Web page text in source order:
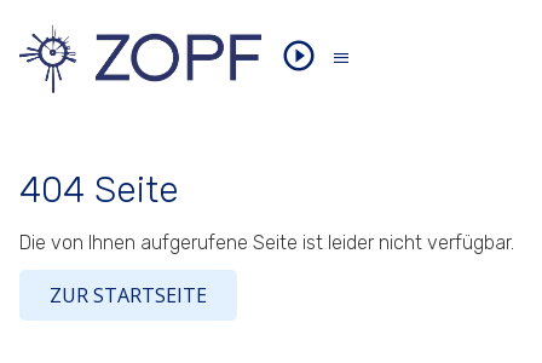
404 Seite
Die von Ihnen aufgerufene Seite ist leider nicht verfügbar.
ZUR STARTSEITE